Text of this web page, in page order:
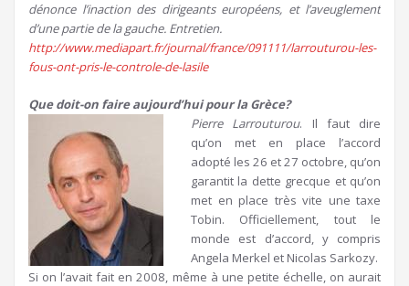
dénonce l’inaction des dirigeants européens, et l’aveuglement
d’une partie de la gauche. Entretien.
http://www.mediapart.fr/journal/france/091111/larrouturou-les-
fous-ont-pris-le-controle-de-lasile
Que doit-on faire aujourd’hui pour la Grèce?
Pierre Larrouturou. Il faut dire
qu’on met en place l’accord
adopté les 26 et 27 octobre, qu’on
garantit la dette grecque et qu’on
met en place très vite une taxe
Tobin. Officiellement, tout le
monde est d’accord, y compris
Angela Merkel et Nicolas Sarkozy.
Si on l’avait fait en 2008, même à une petite échelle, on aurait